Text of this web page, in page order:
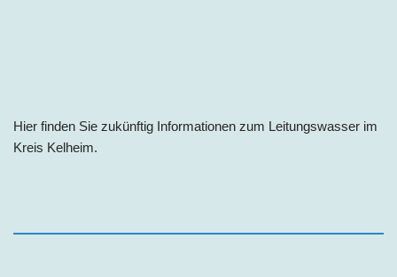
Hier finden Sie zukünftig Informationen zum Leitungswasser im
Kreis Kelheim.